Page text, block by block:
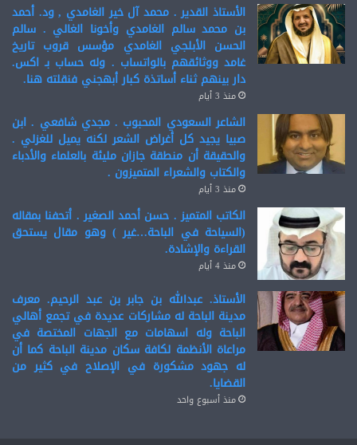
الأستاذ القدير . محمد آل خير الغامدي , ود. أحمد
بن محمد سالم الغامدي وأخونا الغالي . سالم
الحسن الأبلجي الغامدي مؤسس قروب تاريخ
غامد ووثائقهم بالواتساب . وله حساب بـ اكس.
دار بينهم ثناء أساتذة كبار أبهجني فنقلته هنا.
منذ 3 أيام
الشاعر السعودي المحبوب . مجدي شافعي . ابن
صبيا يجيد كل أغراض الشعر لكنه يميل للغزلي .
والحقيقة أن منطقة جازان مليئة بالعلماء والأدباء
والكتاب والشعراء المتميزون .
منذ 3 أيام
الكاتب المتميز . حسن أحمد الصغير . أتحفنا بمقاله
(السياحة في الباحة…غير ) وهو مقال يستحق
القراءة والإشادة.
منذ 4 أيام
الأستاذ. عبدالله بن جابر بن عبد الرحيم. معرف
مدينة الباحة له مشاركات عديدة في تجمع أهالي
الباحة وله اسهامات مع الجهات المختصة في
مراعاة الأنظمة لكافة سكان مدينة الباحة كما أن
له جهود مشكورة في الإصلاح في كثير من
القضايا.
منذ أسبوع واحد